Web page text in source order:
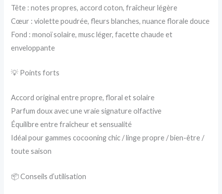
Tête : notes propres, accord coton, fraîcheur légère
Cœur : violette poudrée, fleurs blanches, nuance florale douce
Fond : monoï solaire, musc léger, facette chaude et
enveloppante
💡 Points forts
Accord original entre propre, floral et solaire
Parfum doux avec une vraie signature olfactive
Équilibre entre fraîcheur et sensualité
Idéal pour gammes cocooning chic / linge propre / bien-être /
toute saison
📦 Conseils d’utilisation